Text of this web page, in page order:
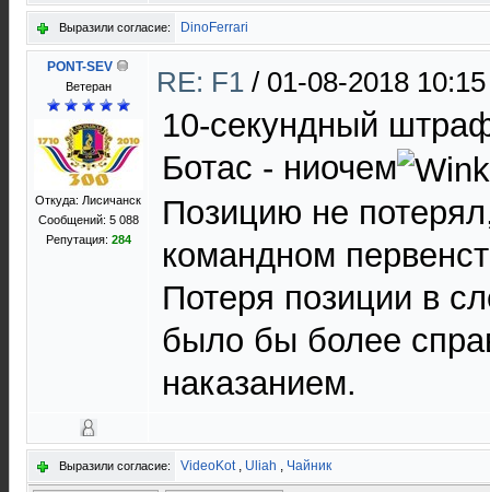
Выразили согласие: DinoFerrari
PONT-SEV
Ветеран
Откуда: Лисичанск
Сообщений: 5 088
Репутация: 284
RE: F1 / 01-08-2018 10:15
10-секундный
Ботас - ниочем
Позицию не
командном
Потеря позиции в
было бы более
наказанием.
Выразили согласие: VideoKot, Uliah , Чайник